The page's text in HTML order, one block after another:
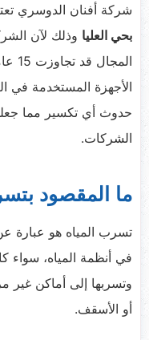
شركة أفنان الدوسري
بحي العليا وذلك لآن
الأجهزة المستخدمة في
حدوث أي تكسير مما
الشركات.
ما المقصود
تسرب المياه هو عبارة
في أنظمة المياه، سواء
وتسربها إلى أماكن غير
أو الأسقف.